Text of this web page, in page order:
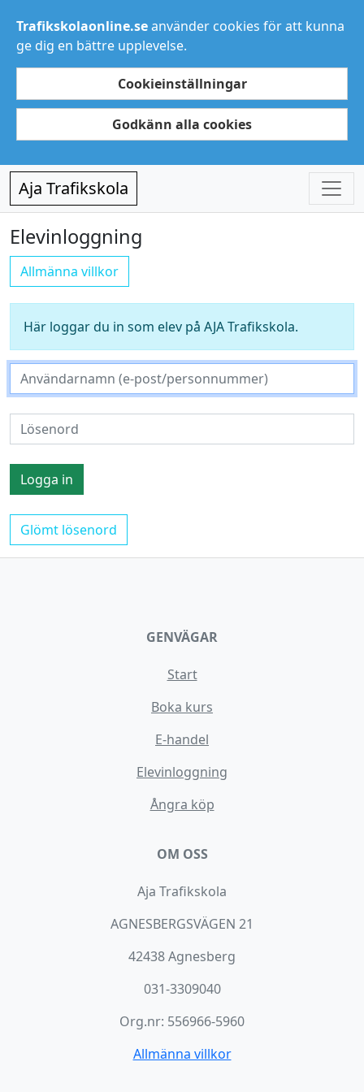
Trafikskolaonline.seanvänder cookies för att kunna
ge dig en bättre upplevelse.
Cookieinställningar
Godkänn alla cookies
Aja Trafikskola
Elevinloggning
Allmänna villkor
Här loggar du in som elev på AJA Trafikskola.
Glömt lösenord
GENVÄGAR
Start
Boka kurs
E-handel
Elevinloggning
Ångra köp
OM OSS
Aja Trafikskola
AGNESBERGSVÄGEN 21
42438 Agnesberg
031-3309040
Org.nr: 556966-5960
Allmänna villkor